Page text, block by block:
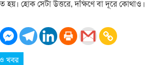
হয়। হোক সেটা উত্তরে, দক্ষিণে বা দূরে কোথাও।
খবর